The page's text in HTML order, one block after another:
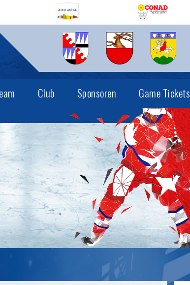
Club Sponsoren Game Tickets